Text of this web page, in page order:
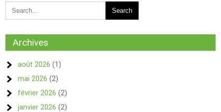
Archives
août 2026 (1)
mai 2026 (2)
février 2026 (2)
janvier 2026 (2)